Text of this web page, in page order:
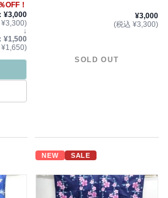
OFF！
¥3,000
¥3,300)
↓
¥1,500
¥1,650)
¥3,000
(税込 ¥3,300)
SOLD OUT
NEW SALE